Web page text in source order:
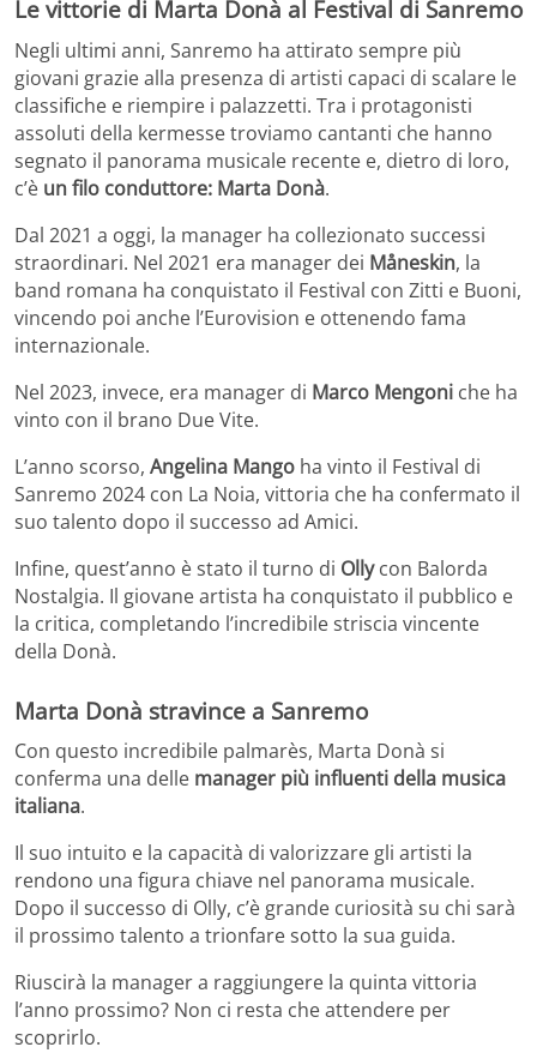
Le vittorie di Marta Donà al Festival di Sanremo
Negli ultimi anni, Sanremo ha attirato sempre più
giovani grazie alla presenza di artisti capaci di scalare le
classifiche e riempire i palazzetti. Tra i protagonisti
assoluti della kermesse troviamo cantanti che hanno
segnato il panorama musicale recente e, dietro di loro,
c’è un filo conduttore: Marta Donà.
Dal 2021 a oggi, la manager ha collezionato successi
straordinari. Nel 2021 era manager dei Måneskin, la
band romana ha conquistato il Festival con Zitti e Buoni,
vincendo poi anche l’Eurovision e ottenendo fama
internazionale.
Nel 2023, invece, era manager di Marco Mengoni che ha
vinto con il brano Due Vite.
L’anno scorso, Angelina Mango ha vinto il Festival di
Sanremo 2024 con La Noia, vittoria che ha confermato il
suo talento dopo il successo ad Amici.
Infine, quest’anno è stato il turno di Ollycon Balorda
Nostalgia. Il giovane artista ha conquistato il pubblico e
la critica, completando l’incredibile striscia vincente
della Donà.
Marta Donà stravince a Sanremo
Con questo incredibile palmarès, Marta Donà si
conferma una delle manager più influenti della musica
italiana.
Il suo intuito e la capacità di valorizzare gli artisti la
rendono una figura chiave nel panorama musicale.
Dopo il successo di Olly, c’è grande curiosità su chi sarà
il prossimo talento a trionfare sotto la sua guida.
Riuscirà la manager a raggiungere la quinta vittoria
l’anno prossimo? Non ci resta che attendere per
scoprirlo.